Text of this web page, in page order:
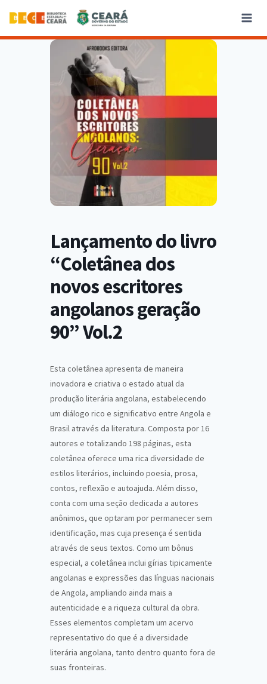
Lançamento do livro
“Coletânea dos
novos escritores
angolanos geração
90” Vol.2
Esta coletânea apresenta de maneira
inovadora e criativa o estado atual da
produção literária angolana, estabelecendo
um diálogo rico e significativo entre Angola e
Brasil através da literatura. Composta por 16
autores e totalizando 198 páginas, esta
coletânea oferece uma rica diversidade de
estilos literários, incluindo poesia, prosa,
contos, reflexão e autoajuda. Além disso,
conta com uma seção dedicada a autores
anônimos, que optaram por permanecer sem
identificação, mas cuja presença é sentida
através de seus textos. Como um bônus
especial, a coletânea inclui gírias tipicamente
angolanas e expressões das línguas nacionais
de Angola, ampliando ainda mais a
autenticidade e a riqueza cultural da obra.
Esses elementos completam um acervo
representativo do que é a diversidade
literária angolana, tanto dentro quanto fora de
suas fronteiras.